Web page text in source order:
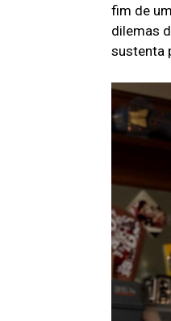
fim de
dilemas
sustenta